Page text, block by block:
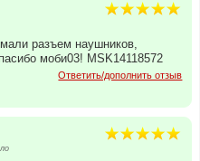
разъем наушников,
моби03! MSK14118572
Ответить/дополнить отзыв